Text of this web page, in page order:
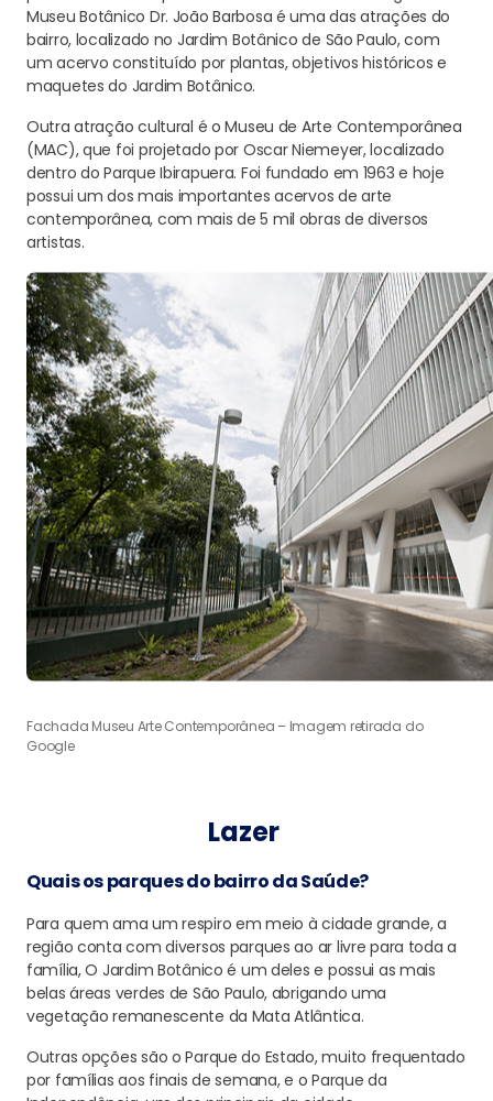
Museu Botânico Dr. João Barbosa é uma das atrações do
bairro, localizado no Jardim Botânico de São Paulo, com
um acervo constituído por plantas, objetivos históricos e
maquetes do Jardim Botânico.
Outra atração cultural é o Museu de Arte Contemporânea
(MAC), que foi projetado por Oscar Niemeyer, localizado
dentro do Parque Ibirapuera. Foi fundado em 1963 e hoje
possui um dos mais importantes acervos de arte
contemporânea, com mais de 5 mil obras de diversos
artistas.
Fachada Museu Arte Contemporânea – Imagem retirada do
Google
Lazer
Quais os parques do bairro da Saúde?
Para quem ama um respiro em meio à cidade grande, a
região conta com diversos parques ao ar livre para toda a
família, O Jardim Botânico é um deles e possui as mais
belas áreas verdes de São Paulo, abrigando uma
vegetação remanescente da Mata Atlântica.
Outras opções são o Parque do Estado, muito frequentado
por famílias aos finais de semana, e o Parque da